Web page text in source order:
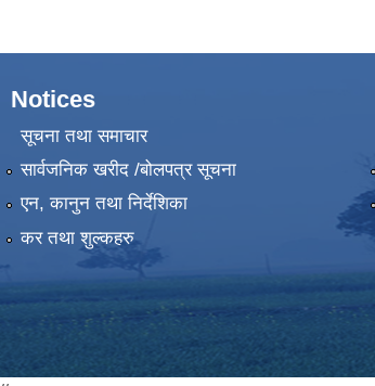
Notices
सूचना तथा समाचार
सार्वजनिक खरीद /बोलपत्र सूचना
एन, कानुन तथा निर्देशिका
कर तथा शुल्कहरु